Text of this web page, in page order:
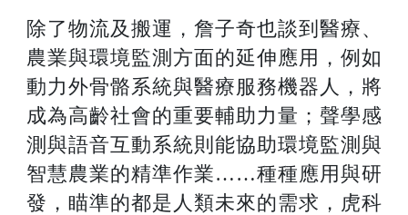
除了物流及搬運，詹子奇也談到醫療、
農業與環境監測方面的延伸應用，例如
動力外骨骼系統與醫療服務機器人，將
成為高齡社會的重要輔助力量；聲學感
測與語音互動系統則能協助環境監測與
智慧農業的精準作業……種種應用與研
發，瞄準的都是人類未來的需求，虎科